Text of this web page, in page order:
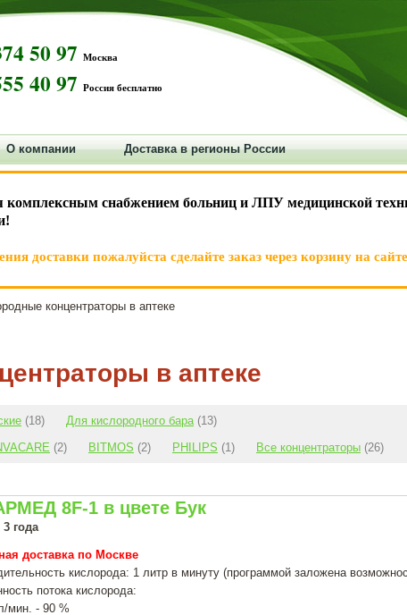
50 97 Москва
40 97 Россия бесплатно
О компании
Доставка в регионы России
комплексным снабжением больниц и ЛПУ медицинской
доставки пожалуйста сделайте заказ через корзину на
концентраторы в аптеке
в аптеке
(18) Для кислородного бара (13)
(2) BITMOS (2) PHILIPS (1) Все концентраторы (26)
8F-1 в цвете Бук
года
доставка по Москве
кислорода: 1 литр в минуту (программой заложена
потока кислорода:
мин. - 90 %